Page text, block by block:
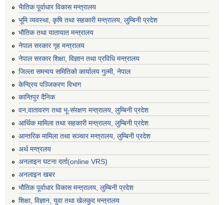
भैातिक पूर्वाधार विकास मन्त्रालय
भूमि व्यवस्था, कृषि तथा सहकारी मन्त्रालय, लु्म्बिनी प्रदेश
भाैतिक तथा यातायात मन्त्रालय
नेपाल सरकार गृह मन्त्रालय
नेपाल सरकार शिक्षा, विज्ञान तथा प्रविधि मन्त्रालय
जिल्ला समन्वय समितिको कार्यालय गुल्मी, नेपाल
केन्द्रिय पञ्जिकरण विभाग
कान्तिपुर दैनिक
वन,वातावरण तथा भू-संरक्षण मन्त्रालय, लुम्बिनी प्रदेश
आर्थिक मामिला तथा सहकारी मन्त्रालय, लुम्बिनी प्रदेश
आन्तरिक मामिला तथा सञ्चार मन्त्रालय, लुम्बिनी प्रदेश
अर्थ मन्त्रलय
अनलाइन घटना दर्ता(online VRS)
अनलाइन खबर
भौतिक पूर्वाधार विकास मन्त्रालय, लुम्बिनी प्रदेश
शिक्षा, विज्ञान, युवा तथा खेलकुद मन्‍‍त्रालय